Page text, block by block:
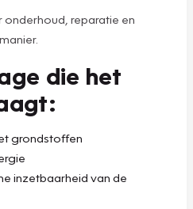
reparatie en
die het
grondstoffen
inzetbaarheid van de